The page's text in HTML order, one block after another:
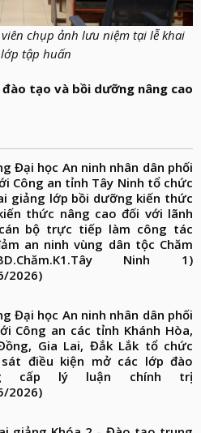
chụp ảnh lưu niệm tại lễ khai
tập huấn
đào tạo và bồi dưỡng nâng cao
Đại học An ninh nhân dân phối
Công an tỉnh Tây Ninh tổ chức
giảng lớp bồi dưỡng kiến thức
thức nâng cao đối với lãnh
bộ trực tiếp làm công tác
an ninh vùng dân tộc Chăm
Ninh 1)
2026)
Đại học An ninh nhân dân phối
Công an các tỉnh Khánh Hòa,
Gia Lai, Đắk Lắk tổ chức
điều kiện mở các lớp đào
cấp lý luận chính trị
2026)